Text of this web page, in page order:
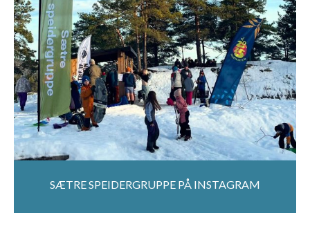
SÆTRE SPEIDERGRUPPE PÅ INSTAGRAM